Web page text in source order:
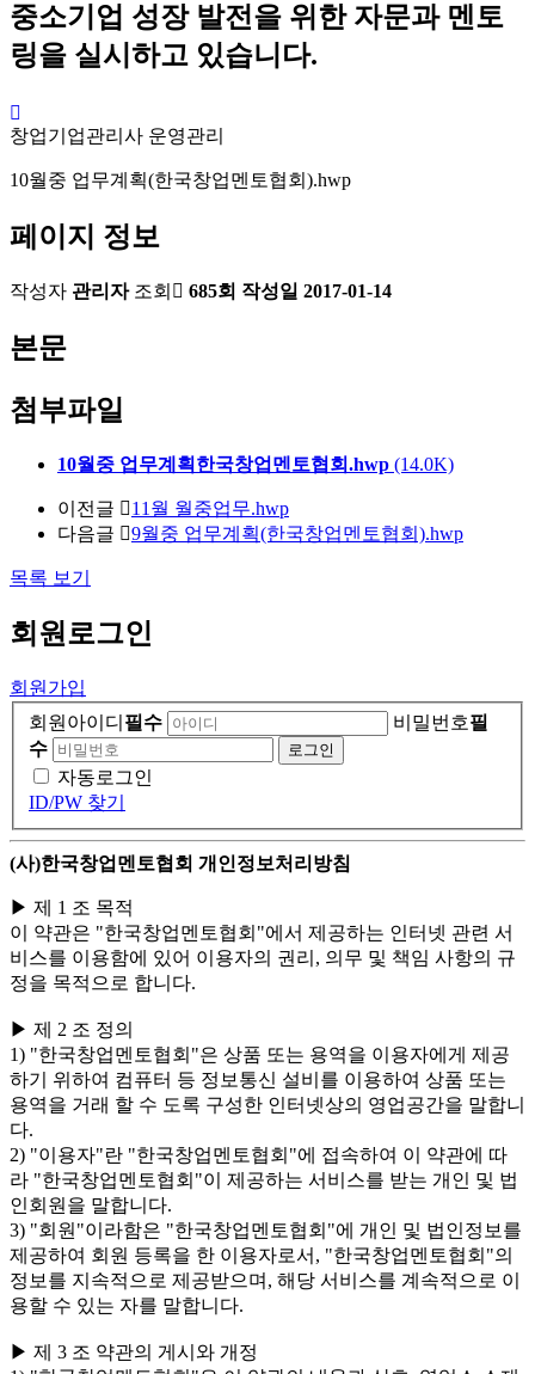
중소기업 성장 발전을 위한 자문과 멘토
링을 실시하고 있습니다.
창업기업관리사 운영관리
10월중 업무계획(한국창업멘토협회).hwp
페이지 정보
작성자 관리자 조회 685회 작성일 2017-01-14
본문
첨부파일
10월중 업무계획한국창업멘토협회.hwp (14.0K)
이전글
11월 월중업무.hwp
다음글
9월중 업무계획(한국창업멘토협회).hwp
목록 보기
회원로그인
회원가입
회원아이디 필수 비밀번호필
수
자동로그인
ID/PW 찾기
(사)한국창업멘토협회 개인정보처리방침
▶ 제 1 조 목적
이 약관은 "한국창업멘토협회"에서 제공하는 인터넷 관련 서
비스를 이용함에 있어 이용자의 권리, 의무 및 책임 사항의 규
정을 목적으로 합니다.
▶ 제 2 조 정의
1) "한국창업멘토협회"은 상품 또는 용역을 이용자에게 제공
하기 위하여 컴퓨터 등 정보통신 설비를 이용하여 상품 또는
용역을 거래 할 수 도록 구성한 인터넷상의 영업공간을 말합니
다.
2) "이용자"란 "한국창업멘토협회"에 접속하여 이 약관에 따
라 "한국창업멘토협회"이 제공하는 서비스를 받는 개인 및 법
인회원을 말합니다.
3) "회원"이라함은 "한국창업멘토협회"에 개인 및 법인정보를
제공하여 회원 등록을 한 이용자로서, "한국창업멘토협회"의
정보를 지속적으로 제공받으며, 해당 서비스를 계속적으로 이
용할 수 있는 자를 말합니다.
▶ 제 3 조 약관의 게시와 개정